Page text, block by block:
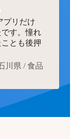
プリだけ
す。憧れ
とも後押
川県 / 食品